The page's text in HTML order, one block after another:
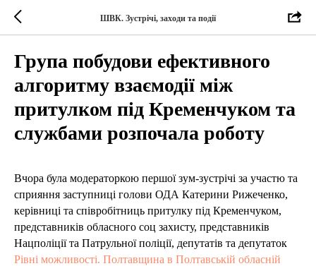
ШВК. Зустрічі, заходи та події
Група побудови ефективного
алгоритму взаємодії між
притулком під Кременчуком та
службами розпочала роботу
Вчора була модераторкою першої зум-зустрічі за участю та
сприяння заступниці голови ОДА Катерини Рижеченко,
керівниці та співробітниць притулку під Кременчуком,
представників обласного соц захисту, представників
Нацполіції та Патрульної поліції, депутатів та депутаток
Рівні можливості. Полтавщина в Полтавській обласній